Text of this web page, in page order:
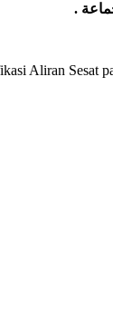
.
Aliran Sesat